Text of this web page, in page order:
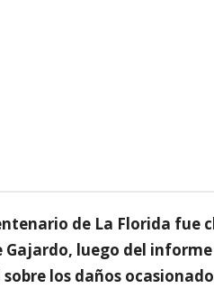
de La Florida fue
Gajardo, luego del
los daños